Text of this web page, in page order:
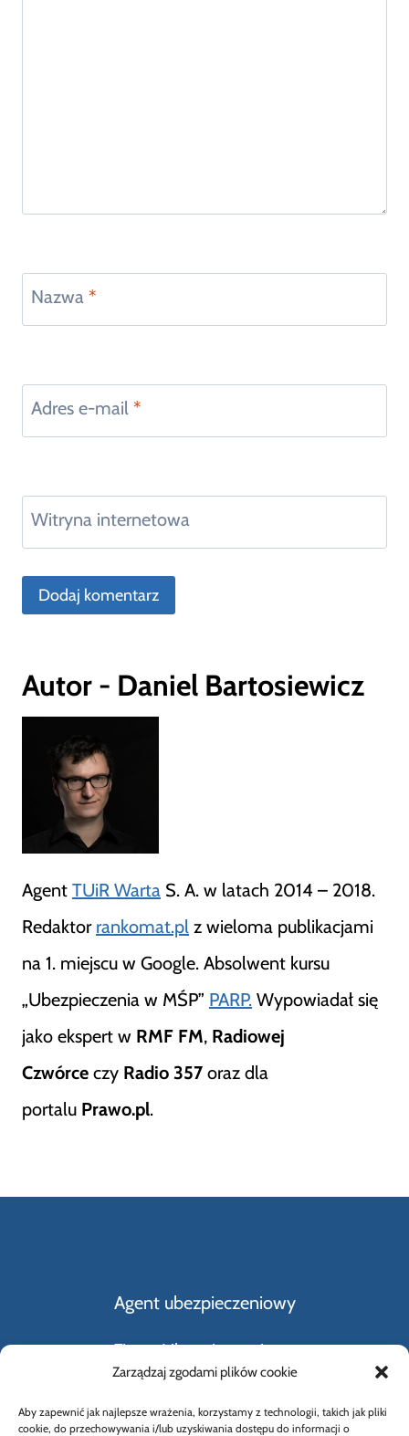
Zarządzaj zgodami plików cookie
Aby zapewnić jak najlepsze wrażenia, korzystamy z technologii, takich jak pliki
cookie, do przechowywania i/lub uzyskiwania dostępu do informacji o
Nazwa *
Adres e-mail *
Witryna internetowa
Autor - Daniel Bartosiewicz
Agent TUiR Warta S. A. w latach 2014 – 2018.
Redaktor rankomat.pl z wieloma publikacjami
na 1. miejscu w Google. Absolwent kursu
„Ubezpieczenia w MŚP” PARP. Wypowiadał się
jako ekspert w RMF FM, Radiowej
Czwórce czy Radio 357 oraz dla
portalu Prawo.pl.
Agent ubezpieczeniowy
Firmy Ubezpieczeniowe